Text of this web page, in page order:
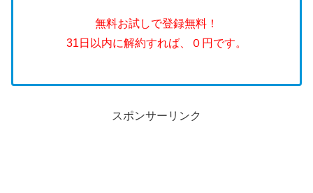
無料お試しで登録無料！
31日以内に解約すれば、０円です。
スポンサーリンク